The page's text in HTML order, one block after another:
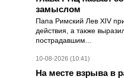
замыслом
Папа Римский Лев XIV
действия, а также
пострадавшим...
10-08-2026 (10:41)
На месте взрыва в